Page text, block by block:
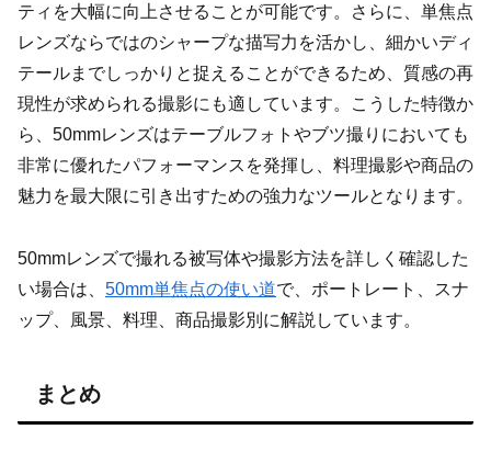
ティを大幅に向上させることが可能です。さらに、単焦点
レンズならではのシャープな描写力を活かし、細かいディ
テールまでしっかりと捉えることができるため、質感の再
現性が求められる撮影にも適しています。こうした特徴か
ら、50mmレンズはテーブルフォトやブツ撮りにおいても
非常に優れたパフォーマンスを発揮し、料理撮影や商品の
魅力を最大限に引き出すための強力なツールとなります。
50mmレンズで撮れる被写体や撮影方法を詳しく確認した
い場合は、 50mm単焦点の使い道で、ポートレート、スナ
ップ、風景、料理、商品撮影別に解説しています。
まとめ